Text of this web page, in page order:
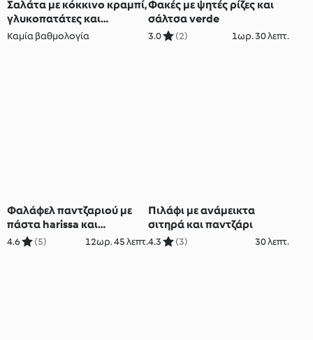
Σαλάτα με κόκκινο κραμπί,
γλυκοπατάτες και
γλυκόξινο ντρέσινγκ
Καμία βαθμολογία
Φακές με ψητές ρίζες και
σάλτσα verde
3.0 (2) 1ωρ. 30 λεπτ.
Φαλάφελ παντζαριού με
πάστα harissa και
ντοματοσαλάτα με ρόδι
4.6 (5) 12ωρ. 45 λεπτ.
Πιλάφι με ανάμεικτα
σιτηρά και παντζάρι
4.3 (3) 30 λεπτ.